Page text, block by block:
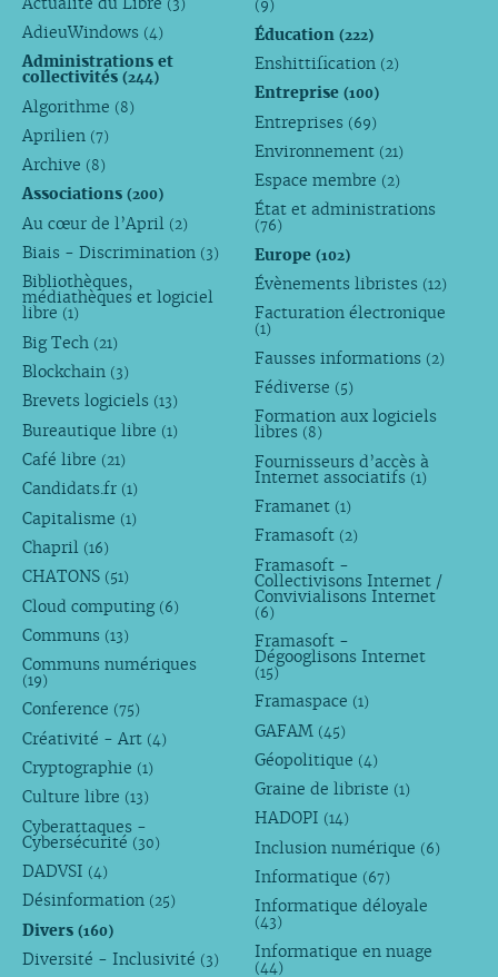
(3)
AdieuWindows (4)
Administrations et
collectivités (244)
Algorithme (8)
Aprilien (7)
Archive (8)
Associations (200)
Au cœur de l’April (2)
Biais - Discrimination (3)
Bibliothèques,
médiathèques et logiciel
libre (1)
Big Tech (21)
Blockchain (3)
Brevets logiciels (13)
Bureautique libre (1)
Café libre (21)
Candidats.fr (1)
Capitalisme (1)
Chapril (16)
CHATONS (51)
Cloud computing (6)
Communs (13)
Communs numériques
(19)
Conference (75)
Créativité - Art (4)
Cryptographie (1)
Culture libre (13)
Cyberattaques -
Cybersécurité (30)
DADVSI (4)
Désinformation (25)
Divers (160)
Diversité - Inclusivité (3)
(9)
Éducation(222)
Enshittification (2)
Entreprise(100)
Entreprises (69)
Environnement (21)
Espace membre (2)
État et administrations
(76)
Europe(102)
Évènements libristes (12)
Facturation électronique
(1)
Fausses informations (2)
Fédiverse (5)
Formation aux logiciels
libres (8)
Fournisseurs d’accès à
Internet associatifs (1)
Framanet (1)
Framasoft (2)
Framasoft -
Collectivisons Internet /
Convivialisons Internet
(6)
Framasoft -
Dégooglisons Internet
(15)
Framaspace (1)
GAFAM (45)
Géopolitique (4)
Graine de libriste (1)
HADOPI (14)
Inclusion numérique (6)
Informatique (67)
Informatique déloyale
(43)
Informatique en nuage
(44)